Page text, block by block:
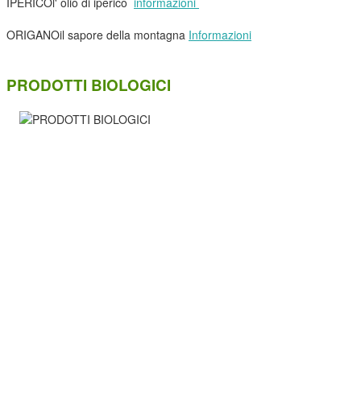
ORIGANOil sapore della montagna Informazioni
PRODOTTI BIOLOGICI